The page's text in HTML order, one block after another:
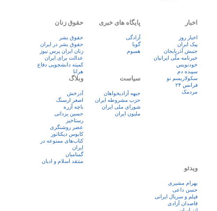
اخبار
اخبار روز
پيک ايران
جنبش آذربایجان
خبرنامه ملّی ایرانیان
خودنویس
سپیده دم
سکولاریسم نو
فرانس ۲۴
مردمک
پایگاه های خبری
آزادگی
گویا
همبوم
حقوق زنان
حقوق بشر
حقوق بشر در ایران
زنان ايران پرس نيوز
عدالت برای ایران
کمیته دانشجویی دفاع
هرانا
سیاست
جبهه آزادیخواهان
حزب مشروطه ایران
شورای ملی ایران
ملیون ایران
وبلاگ
آذرخش
اصغر ارسنگ
باچه آزره
حسین یزدانی
رستاخیز
عضر روشنگری
کابوس دیکتاتور
کتاب‌های ممنوعه در
ایران
گمنامیان
منتقد اسلام و ادیان
ویدئو
بهرام مشیری
حسن داعی
فيلم و سريال ايرانی
قاصدان آزادی